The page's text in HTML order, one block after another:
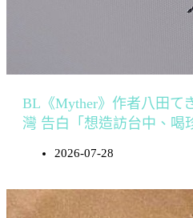
BL《Myther》作者八田て
灣 告白「想造訪台中、喝
2026-07-28